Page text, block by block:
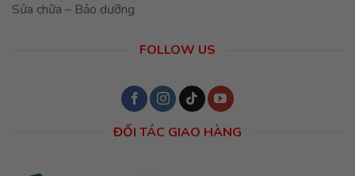
Sửa chữa – Bảo dưỡng
FOLLOW US
ĐỐI TÁC GIAO HÀNG